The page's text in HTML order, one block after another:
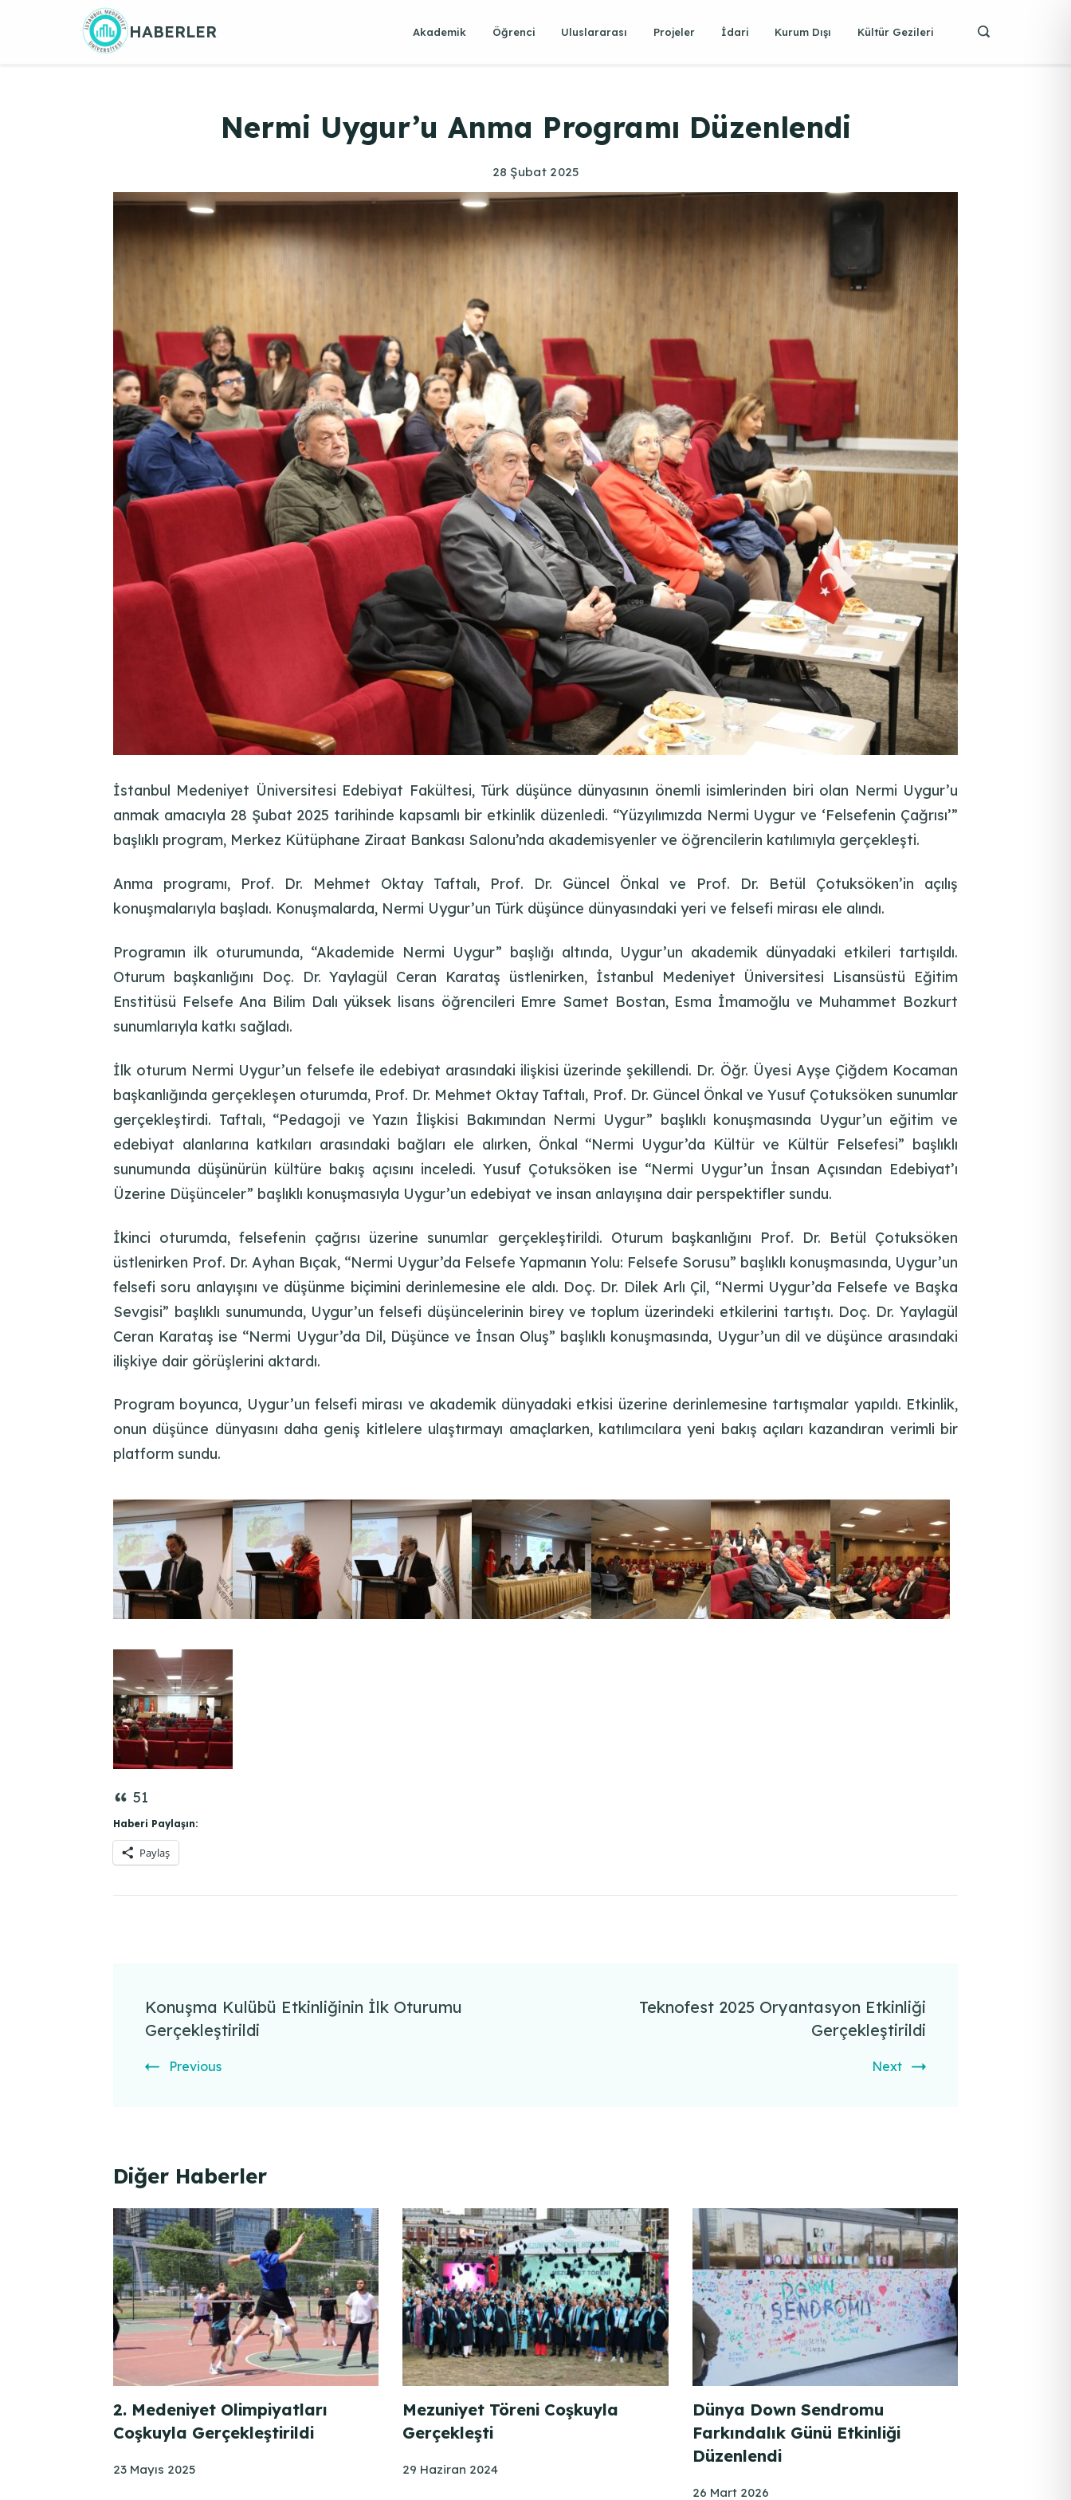
HABERLER Akademik Öğrenci Uluslararası Projeler İdari Kurum Dışı Kültür Gezileri
Nermi Uygur’u Anma Programı Düzenlendi
28 Şubat 2025
İstanbul Medeniyet Üniversitesi Edebiyat Fakültesi, Türk düşünce dünyasının önemli isimlerinden biri olan Nermi Uygur’u
anmak amacıyla 28 Şubat 2025 tarihinde kapsamlı bir etkinlik düzenledi. “Yüzyılımızda Nermi Uygur ve ‘Felsefenin Çağrısı’”
başlıklı program, Merkez Kütüphane Ziraat Bankası Salonu’nda akademisyenler ve öğrencilerin katılımıyla gerçekleşti.
Anma programı, Prof. Dr. Mehmet Oktay Taftalı, Prof. Dr. Güncel Önkal ve Prof. Dr. Betül Çotuksöken’in açılış
konuşmalarıyla başladı. Konuşmalarda, Nermi Uygur’un Türk düşünce dünyasındaki yeri ve felsefi mirası ele alındı.
Programın ilk oturumunda, “Akademide Nermi Uygur” başlığı altında, Uygur’un akademik dünyadaki etkileri tartışıldı.
Oturum başkanlığını Doç. Dr. Yaylagül Ceran Karataş üstlenirken, İstanbul Medeniyet Üniversitesi Lisansüstü Eğitim
Enstitüsü Felsefe Ana Bilim Dalı yüksek lisans öğrencileri Emre Samet Bostan, Esma İmamoğlu ve Muhammet Bozkurt
sunumlarıyla katkı sağladı.
İlk oturum Nermi Uygur’un felsefe ile edebiyat arasındaki ilişkisi üzerinde şekillendi. Dr. Öğr. Üyesi Ayşe Çiğdem Kocaman
başkanlığında gerçekleşen oturumda, Prof. Dr. Mehmet Oktay Taftalı, Prof. Dr. Güncel Önkal ve Yusuf Çotuksöken sunumlar
gerçekleştirdi. Taftalı, “Pedagoji ve Yazın İlişkisi Bakımından Nermi Uygur” başlıklı konuşmasında Uygur’un eğitim ve
edebiyat alanlarına katkıları arasındaki bağları ele alırken, Önkal “Nermi Uygur’da Kültür ve Kültür Felsefesi” başlıklı
sunumunda düşünürün kültüre bakış açısını inceledi. Yusuf Çotuksöken ise “Nermi Uygur’un İnsan Açısından Edebiyat’ı
Üzerine Düşünceler” başlıklı konuşmasıyla Uygur’un edebiyat ve insan anlayışına dair perspektifler sundu.
İkinci oturumda, felsefenin çağrısı üzerine sunumlar gerçekleştirildi. Oturum başkanlığını Prof. Dr. Betül Çotuksöken
üstlenirken Prof. Dr. Ayhan Bıçak, “Nermi Uygur’da Felsefe Yapmanın Yolu: Felsefe Sorusu” başlıklı konuşmasında, Uygur’un
felsefi soru anlayışını ve düşünme biçimini derinlemesine ele aldı. Doç. Dr. Dilek Arlı Çil, “Nermi Uygur’da Felsefe ve Başka
Sevgisi” başlıklı sunumunda, Uygur’un felsefi düşüncelerinin birey ve toplum üzerindeki etkilerini tartıştı. Doç. Dr. Yaylagül
Ceran Karataş ise “Nermi Uygur’da Dil, Düşünce ve İnsan Oluş” başlıklı konuşmasında, Uygur’un dil ve düşünce arasındaki
ilişkiye dair görüşlerini aktardı.
Program boyunca, Uygur’un felsefi mirası ve akademik dünyadaki etkisi üzerine derinlemesine tartışmalar yapıldı. Etkinlik,
onun düşünce dünyasını daha geniş kitlelere ulaştırmayı amaçlarken, katılımcılara yeni bakış açıları kazandıran verimli bir
platform sundu.
51
Haberi Paylaşın:
Paylaş
Navigation
Konuşma Kulübü Etkinliğinin İlk Oturumu
Gerçekleştirildi
Previous
Teknofest 2025 Oryantasyon Etkinliği
Gerçekleştirildi
Next
Diğer Haberler
2. Medeniyet Olimpiyatları
Coşkuyla Gerçekleştirildi
23 Mayıs 2025
Mezuniyet Töreni Coşkuyla
Gerçekleşti
29 Haziran 2024
Dünya Down Sendromu
Farkındalık Günü Etkinliği
Düzenlendi
26 Mart 2026